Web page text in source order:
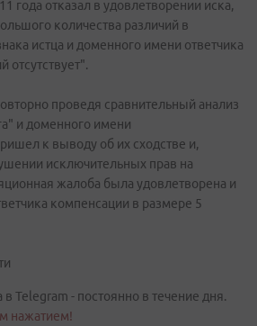
года отказал в удовлетворении иска,
количества различий в
истца и доменного имени ответчика
отсутствует".
проведя сравнительный анализ
и доменного имени
к выводу об их сходстве и,
исключительных прав на
жалоба была удовлетворена и
компенсации в размере 5
Telegram - постоянно в течение дня.
нажатием!